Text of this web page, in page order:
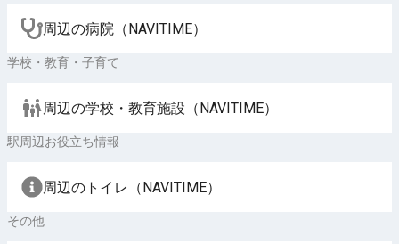
周辺の病院（NAVITIME）
学校・教育・子育て
周辺の学校・教育施設（NAVITIME）
駅周辺お役立ち情報
周辺のトイレ（NAVITIME）
その他